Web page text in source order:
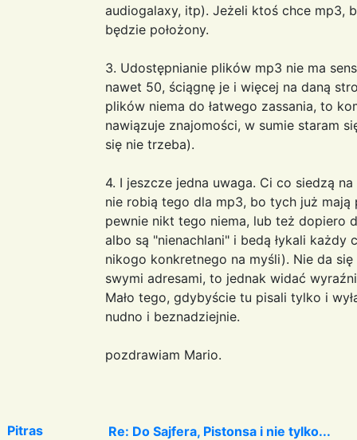
audiogalaxy, itp). Jeżeli ktoś chce mp3,
będzie położony.
3. Udostępnianie plików mp3 nie ma
nawet 50, ściągnę je i więcej na daną
plików niema do łatwego zassania, to
nawiązuje znajomości, w sumie staram
się nie trzeba).
4. I jeszcze jedna uwaga. Ci co siedzą
nie robią tego dla mp3, bo tych już
pewnie nikt tego niema, lub też dopiero
albo są "nienachlani" i bedą łykali każdy
nikogo konkretnego na myśli). Nie da
swymi adresami, to jednak widać
Mało tego, gdybyście tu pisali tylko i
nudno i beznadziejnie.
pozdrawiam Mario.
Pitras
Re: Do Sajfera, Pistonsa i nie tylko...